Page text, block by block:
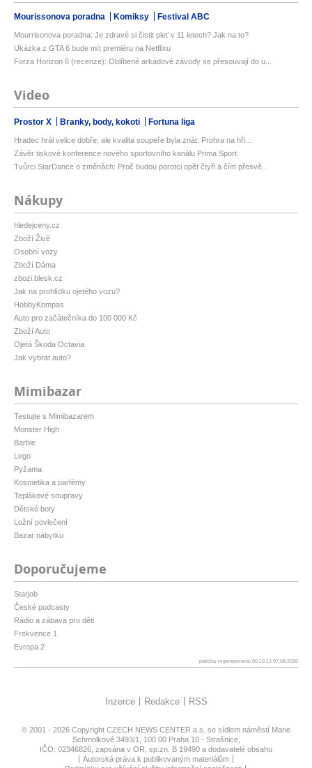
Mourissonova poradna Komiksy Festival ABC
Mourrisonova poradna: Je zdravé si čistit pleť v 11 letech? Jak na to?
Ukázka z GTA 6 bude mít premiéru na Netflixu
Forza Horizon 6 (recenze): Oblíbené arkádové závody se přesouvají do u...
Video
Prostor X Branky, body, kokoti Fortuna liga
Hradec hrál velice dobře, ale kvalita soupeře byla znát. Prohra na hři...
Závěr tiskové konference nového sportovního kanálu Prima Sport
Tvůrci StarDance o změnách: Proč budou porotci opět čtyři a čím přesvě...
Nákupy
hledejceny.cz
Zboží Živě
Osobní vozy
Zboží Dáma
zbozi.blesk.cz
Jak na prohlídku ojetého vozu?
HobbyKompas
Auto pro začátečníka do 100 000 Kč
Zboží Auto
Ojetá Škoda Octavia
Jak vybrat auto?
Mimibazar
Testujte s Mimibazarem
Monster High
Barbie
Lego
Pyžama
Kosmetika a parfémy
Teplákové soupravy
Dětské boty
Ložní povlečení
Bazar nábytku
Doporučujeme
Starjob
České podcasty
Rádio a zábava pro děti
Frekvence 1
Evropa 2
patička vygenerovaná: 00:10:13 07.08.2026
Inzerce Redakce RSS
© 2001 - 2026 Copyright CZECH NEWS CENTER a.s. se sídlem náměstí Marie
Schmolkové 3493/1, 100 00 Praha 10 - Strašnice,
IČO: 02346826, zapsána v OR, sp.zn. B 19490 a dodavatelé obsahu
Autorská práva k publikovaným materiálům